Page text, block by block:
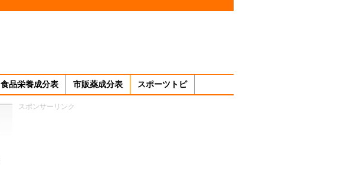
食品栄養成分表 市販薬成分表 スポーツトピ
スポンサーリンク